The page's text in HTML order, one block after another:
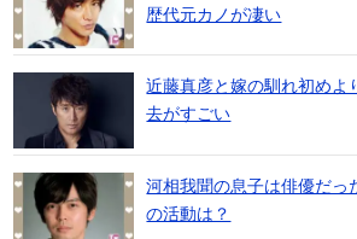
歴代元カノが凄い
近藤真彦と嫁の馴れ初めよ
去がすごい
河相我聞の息子は俳優だっ
の活動は？